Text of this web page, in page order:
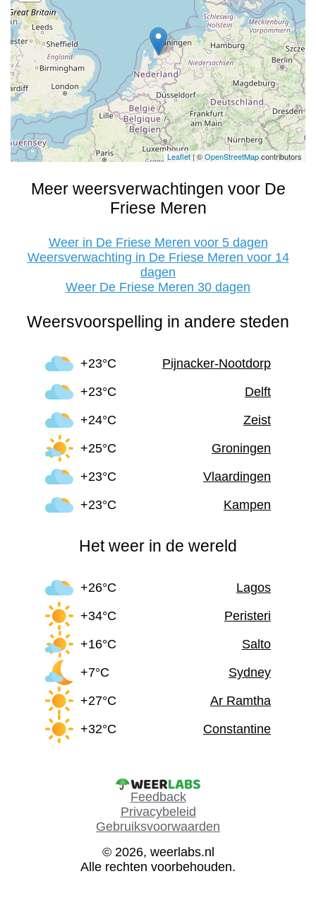
Leaflet| ©OpenStreetMapcontributors
Meer weersverwachtingen voor De
Friese Meren
Weer in De Friese Meren voor 5 dagen
Weersverwachting in De Friese Meren voor 14
dagen
Weer De Friese Meren 30 dagen
Weersvoorspelling in andere steden
+23°C
Pijnacker-Nootdorp
+23°C
Delft
+24°C
Zeist
+25°C
Groningen
+23°C
Vlaardingen
+23°C
Kampen
Het weer in de wereld
+26°C
Lagos
+34°C
Peristeri
+16°C
Salto
+7°C
Sydney
+27°C
Ar Ramtha
+32°C
Constantine
Feedback
Privacybeleid
Gebruiksvoorwaarden
© 2026, weerlabs.nl
Alle rechten voorbehouden.